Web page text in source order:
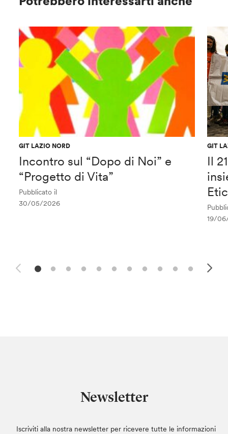
GIT LAZIO NORD
Incontro sul “Dopo di Noi” e
“Progetto di Vita”
Pubblicato il
30/05/2026
GIT
Il
19/
Newsletter
Iscriviti alla nostra newsletter per ricevere tutte le informazioni